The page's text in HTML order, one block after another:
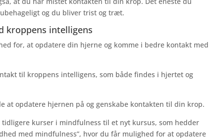
og du bliver trist og træt.
kroppens intelligens
for, at opdatere din hjerne og komme i bedre kontakt med
til kroppens intelligens, som både findes i hjertet og
at opdatere hjernen på og genskabe kontakten til din krop.
tidligere kurser i mindfulness til et nyt kursus, som hedder
med mindfulness”, hvor du får mulighed for at opdatere